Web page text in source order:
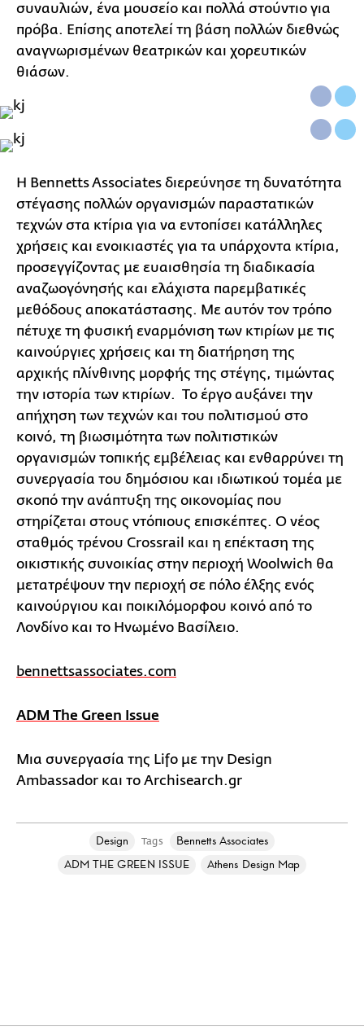
συναυλιών, ένα μουσείο και πολλά στούντιο για
πρόβα. Επίσης αποτελεί τη βάση πολλών διεθνώς
αναγνωρισμένων θεατρικών και χορευτικών
θιάσων.
Η Bennetts Associates διερεύνησε τη δυνατότητα
στέγασης πολλών οργανισμών παραστατικών
τεχνών στα κτίρια για να εντοπίσει κατάλληλες
χρήσεις και ενοικιαστές για τα υπάρχοντα κτίρια,
προσεγγίζοντας με ευαισθησία τη διαδικασία
αναζωογόνησής και ελάχιστα παρεμβατικές
μεθόδους αποκατάστασης. Με αυτόν τον τρόπο
πέτυχε τη φυσική εναρμόνιση των κτιρίων με τις
καινούργιες χρήσεις και τη διατήρηση της
αρχικής πλίνθινης μορφής της στέγης, τιμώντας
την ιστορία των κτιρίων. Το έργο αυξάνει την
απήχηση των τεχνών και του πολιτισμού στο
κοινό, τη βιωσιμότητα των πολιτιστικών
οργανισμών τοπικής εμβέλειας και ενθαρρύνει τη
συνεργασία του δημόσιου και ιδιωτικού τομέα με
σκοπό την ανάπτυξη της οικονομίας που
στηρίζεται στους ντόπιους επισκέπτες. Ο νέος
σταθμός τρένου Crossrail και η επέκταση της
οικιστικής συνοικίας στην περιοχή Woolwich θα
μετατρέψουν την περιοχή σε πόλο έλξης ενός
καινούργιου και ποικιλόμορφου κοινό από το
Λονδίνο και το Ηνωμένο Βασίλειο.
bennettsassociates.com
ADM The Green Issue
Μια συνεργασία της Lifo με την Design
Ambassador και το Archisearch.gr
Design Tags
Bennetts Associates
ADM THE GREEN ISSUE
Athens Design Map